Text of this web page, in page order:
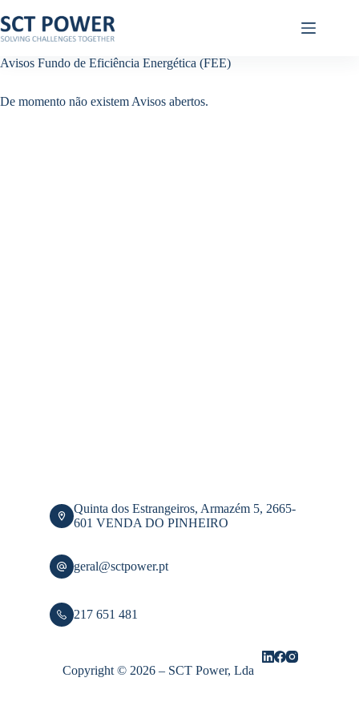
para
o
Avisos Fundo de Eficiência Energética (FEE)
De momento não existem Avisos abertos.
Quinta dos Estrangeiros, Armazém 5, 2665-
601 VENDA DO PINHEIRO
geral@sctpower.pt
217 651 481
Copyright © 2026 – SCT Power, Lda